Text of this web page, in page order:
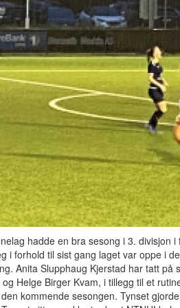
hadde en bra sesong i 3. divisjon
i forhold til sist gang laget var oppe i
Anita Slupphaug Kjerstad har tatt
Helge Birger Kvam, i tillegg til et
kommende sesongen. Tynset